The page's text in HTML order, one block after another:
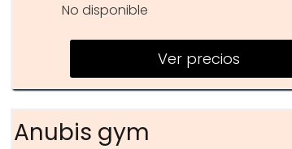
No disponible
Ver precios
Anubis gym